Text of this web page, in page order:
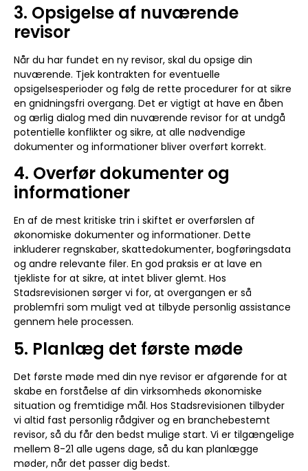
3. Opsigelse af nuværende
revisor
Når du har fundet en ny revisor, skal du opsige din
nuværende. Tjek kontrakten for eventuelle
opsigelsesperioder og følg de rette procedurer for at sikre
en gnidningsfri overgang. Det er vigtigt at have en åben
og ærlig dialog med din nuværende revisor for at undgå
potentielle konflikter og sikre, at alle nødvendige
dokumenter og informationer bliver overført korrekt.
4. Overfør dokumenter og
informationer
En af de mest kritiske trin i skiftet er overførslen af
økonomiske dokumenter og informationer. Dette
inkluderer regnskaber, skattedokumenter, bogføringsdata
og andre relevante filer. En god praksis er at lave en
tjekliste for at sikre, at intet bliver glemt. Hos
Stadsrevisionen sørger vi for, at overgangen er så
problemfri som muligt ved at tilbyde personlig assistance
gennem hele processen.
5. Planlæg det første møde
Det første møde med din nye revisor er afgørende for at
skabe en forståelse af din virksomheds økonomiske
situation og fremtidige mål. Hos Stadsrevisionen tilbyder
vi altid fast personlig rådgiver og en branchebestemt
revisor, så du får den bedst mulige start. Vi er tilgængelige
mellem 8-21 alle ugens dage, så du kan planlægge
møder, når det passer dig bedst.